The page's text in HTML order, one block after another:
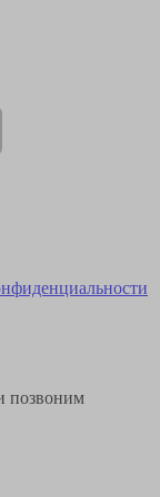
позвоним